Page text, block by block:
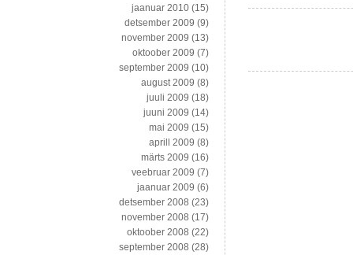
riiete,
jaanuar 2010 (15)
detsember 2009 (9)
november 2009 (13)
oktoober 2009 (7)
september 2009 (10)
august 2009 (8)
juuli 2009 (18)
juuni 2009 (14)
mai 2009 (15)
aprill 2009 (8)
märts 2009 (16)
veebruar 2009 (7)
jaanuar 2009 (6)
detsember 2008 (23)
november 2008 (17)
oktoober 2008 (22)
september 2008 (28)